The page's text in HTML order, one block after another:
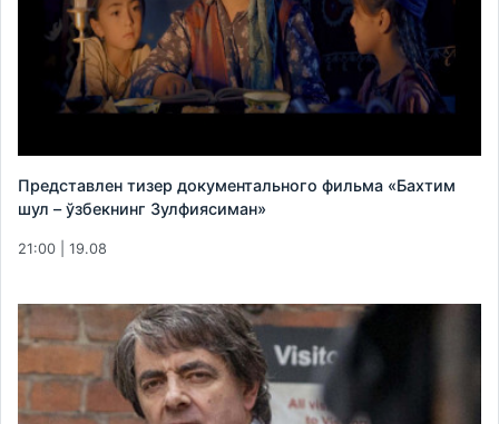
Представлен тизер документального фильма «Бахтим
шул – ўзбекнинг Зулфиясиман»
21:00 | 19.08